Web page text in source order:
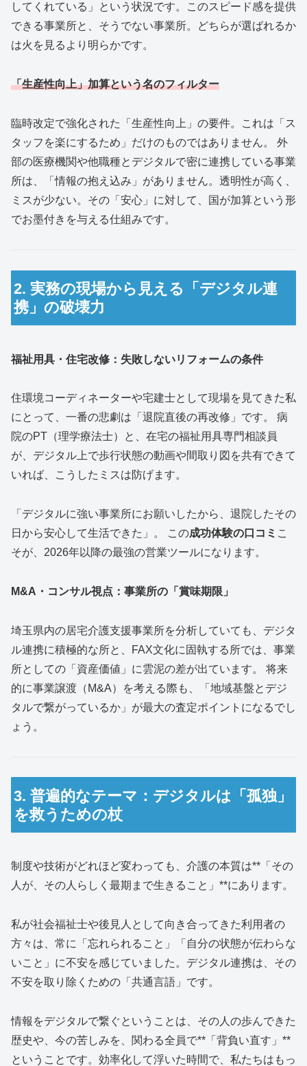
してくれている」という状況です。このスピード感を提供
できる事業所と、そうでない事業所。どちらが選ばれるか
は火を見るより明らかです。
「生産性向上」加算という名のフィルター
臨時改定で強化された「生産性向上」の要件。これは「ス
タッフを楽にするため」だけのものではありません。 外
部の医療機関や他職種とデジタルで密に連携している事業
所は、「情報の抱え込み」がありません。透明性が高く、
ミスが少ない。その「安心」に対して、国が加算という形
でお墨付きを与える仕組みです。
2. 実務の現場から見える「デジタル連
携」の破壊力
福祉用具・住宅改修：失敗しないリフォームの条件
住環境コーディネーターや宅建士として現場を見てきた私
にとって、一番の悲劇は「退院直後の再改修」です。 病
院のPT（理学療法士）と、在宅の福祉用具専門相談員
が、デジタル上で歩行状態の動画や間取り図を共有できて
いれば、こうしたミスは防げます。
「デジタルに強い事業所にお願いしたから、退院したその
日から安心して生活できた」。 この成功体験の口コミ こ
そが、2026年以降の最強の営業ツールになります。
M&A・コンサル視点：事業所の「賞味期限」
埼玉県内の居宅介護支援事業所を分析していても、デジタ
ル連携に積極的な所と、FAX文化に固執する所では、事業
所としての「資産価値」に雲泥の差が出ています。 将来
的に事業譲渡（M&A）を考える際も、「地域基盤とデジ
タルで繋がっているか」が最大の査定ポイントになるでし
ょう。
3. 普遍的なテーマ：デジタルは「孤独」
を救うための杖
制度や技術がどれほど変わっても、介護の本質は**「その
人が、その人らしく最期まで生きること」**にあります。
私が社会福祉士や後見人として向き合ってきた利用者の
方々は、常に「忘れられること」「自分の状態が伝わらな
いこと」に不安を感じていました。デジタル連携は、その
不安を取り除くための「共通言語」です。
情報をデジタルで繋ぐということは、その人の歩んできた
歴史や、今の苦しみを、関わる全員で**「背負い直す」**
ということです。効率化して浮いた時間で、私たちはもっ